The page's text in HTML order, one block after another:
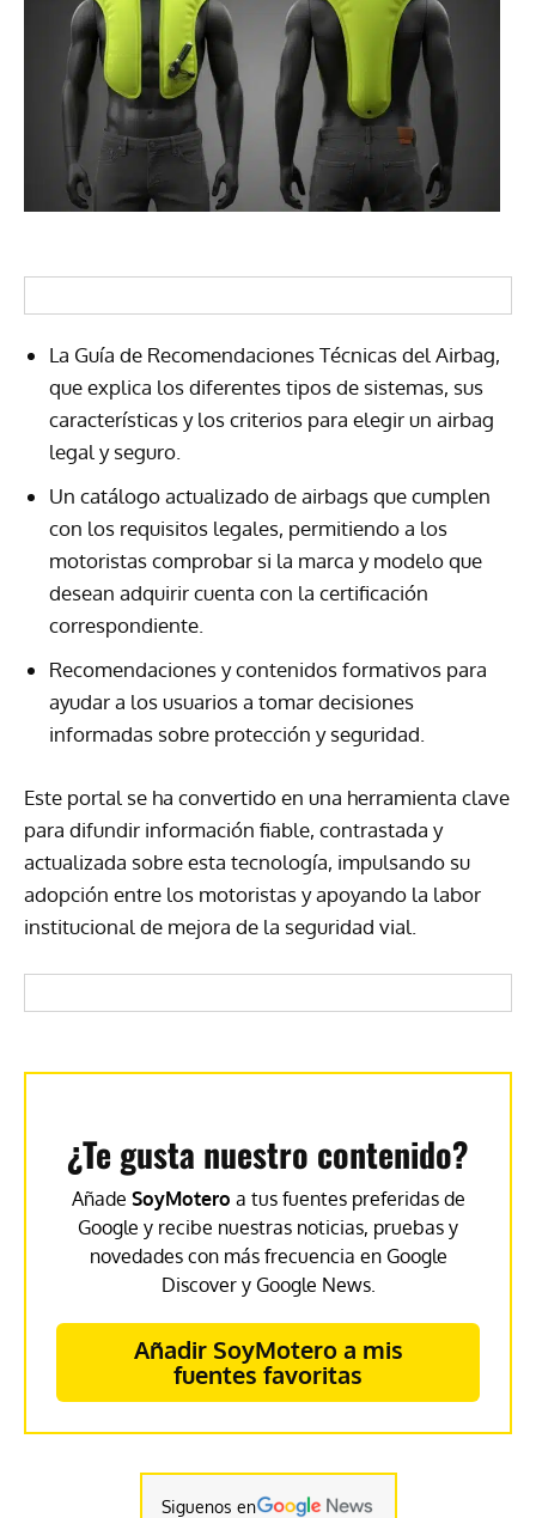
La Guía de Recomendaciones Técnicas del Airbag,
que explica los diferentes tipos de sistemas, sus
características y los criterios para elegir un airbag
legal y seguro.
Un catálogo actualizado de airbags que cumplen
con los requisitos legales, permitiendo a los
motoristas comprobar si la marca y modelo que
desean adquirir cuenta con la certificación
correspondiente.
Recomendaciones y contenidos formativos para
ayudar a los usuarios a tomar decisiones
informadas sobre protección y seguridad.
Este portal se ha convertido en una herramienta clave
para difundir información fiable, contrastada y
actualizada sobre esta tecnología, impulsando su
adopción entre los motoristas y apoyando la labor
institucional de mejora de la seguridad vial.
¿Te gusta nuestro contenido?
Añade SoyMotero a tus fuentes preferidas de
Google y recibe nuestras noticias, pruebas y
novedades con más frecuencia en Google
Discover y Google News.
Añadir SoyMotero a mis
fuentes favoritas
Siguenos en